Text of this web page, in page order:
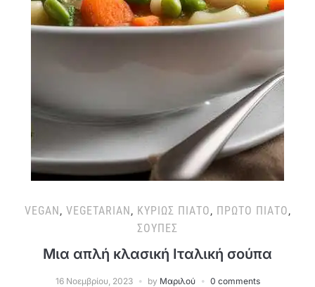
VEGAN, VEGETARIAN, ΚΥΡΊΩΣ ΠΙΆΤΟ, ΠΡΏΤΟ ΠΙΆΤΟ,
ΣΟΎΠΕΣ
Μια απλή κλασική Ιταλική σούπα
16 Νοεμβρίου, 2023 by Μαριλού 0 comments